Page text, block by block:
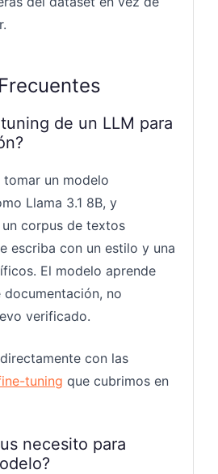
de un LLM para
un modelo
Llama 3.1 8B, y
corpus de textos
escriba con un estilo y una
El modelo aprende
no
verificado.
con las
tuning que cubrimos en
necesito para